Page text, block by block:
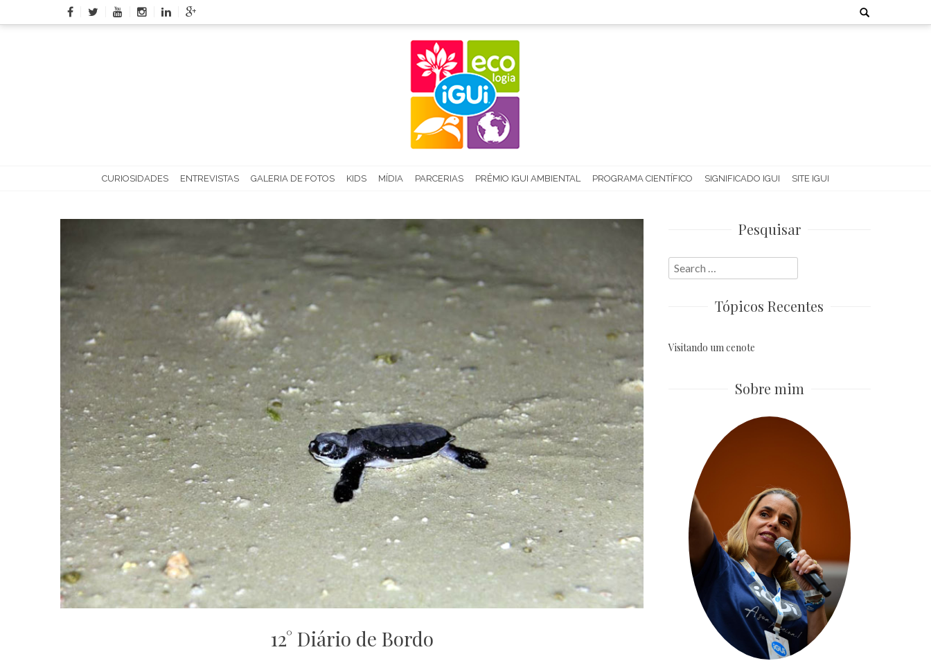
to
Search
for:
CURIOSIDADES ENTREVISTAS GALERIA DE FOTOS KIDS MÍDIA PARCERIAS PRÊMIO IGUI AMBIENTAL PROGRAMA CIENTÍFICO SIGNIFICADO IGUI SITE IGUI
12° Diário de Bordo
Pesquisar
Search
for:
Tópicos Recentes
Visitando um cenote
Sobre mim